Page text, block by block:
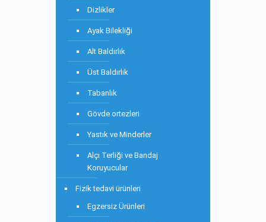
Dizlikler
Ayak Bilekliği
Alt Baldırlık
Üst Baldırlık
Tabanlık
Gövde ortezleri
Yastık ve Minderler
Alçı Terliği ve Bandaj
Koruyucular
Fizik tedavi ürünleri
Egzersiz Ürünleri